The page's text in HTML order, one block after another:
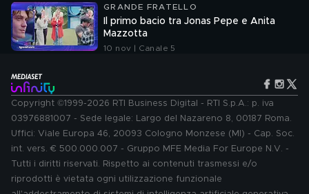
GRANDE FRATELLO
Il primo bacio tra Jonas Pepe e Anita
Mazzotta
10 nov | Canale 5
Copyright ©1999-2026 RTI Business Digital - RTI S.p.A.: p. iva
03976881007 - Sede legale: Largo del Nazareno 8, 00187 Roma.
Uffici: Viale Europa 46, 20093 Cologno Monzese (MI) - Cap. Soc.
int. vers. € 500.000.007 - Gruppo MFE Media For Europe N.V. -
Tutti i diritti riservati. Rispetto ai contenuti trasmessi e/o
riprodotti è vietata ogni utilizzazione funzionale